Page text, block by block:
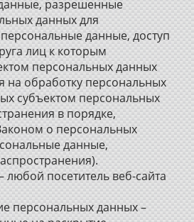
разрешенные
данных для
данные, доступ
лиц к которым
персональных данных
на обработку персональных
субъектом персональных
в порядке,
о персональных
данные,
любой посетитель веб-сайта
персональных данных –